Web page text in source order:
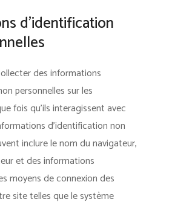
d’identification
des informations
personnelles sur les
fois qu’ils interagissent avec
d’identification non
inclure le nom du navigateur,
et des informations
moyens de connexion des
site telles que le système